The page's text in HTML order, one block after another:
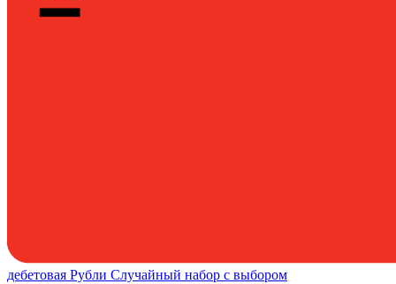
дебетовая Рубли Случайный набор с выбором